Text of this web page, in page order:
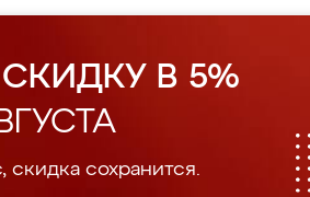
В 5%
скидка сохранится.